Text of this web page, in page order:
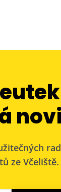
ze Včeliště.